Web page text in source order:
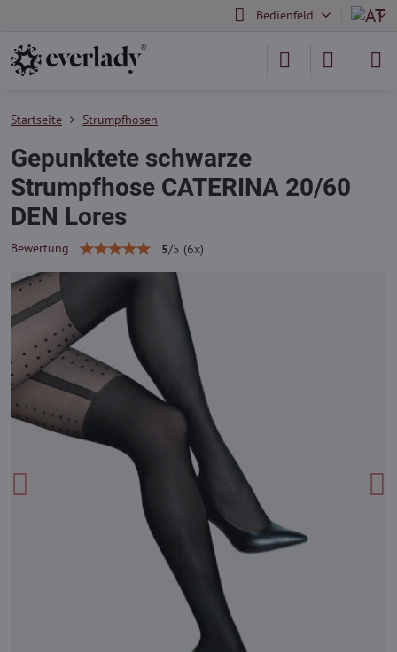
Bedienfeld
Startseite Strumpfhosen
Gepunktete schwarze
Strumpfhose CATERINA 20/60
DEN Lores
Bewertung 5/5 (6x)